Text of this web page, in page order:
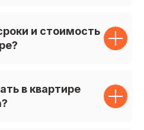
и стоимость
в квартире